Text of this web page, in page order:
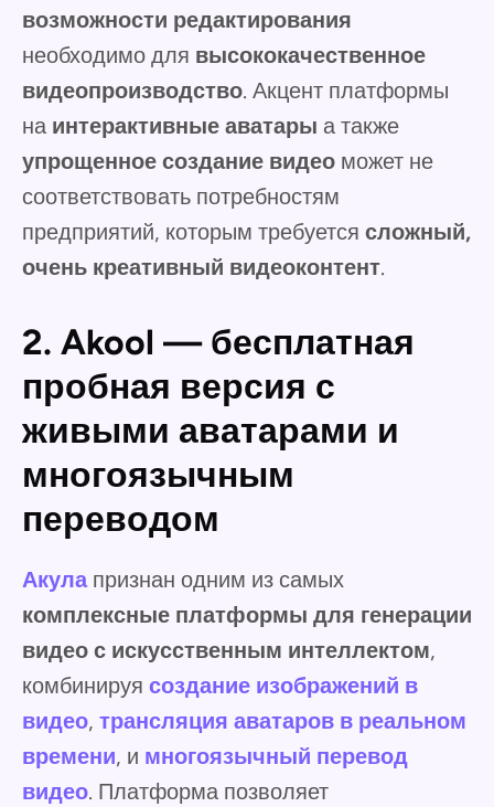
возможности редактирования
необходимо для высококачественное
видеопроизводство. Акцент платформы
на интерактивные аватары а также
упрощенное создание видео может не
соответствовать потребностям
предприятий, которым требуется сложный,
очень креативный видеоконтент.
2. Akool — бесплатная
пробная версия с
живыми аватарами и
многоязычным
переводом
Акула признан одним из самых
комплексные платформы для генерации
видео с искусственным интеллектом,
комбинируя создание изображений в
видео, трансляция аватаров в реальном
времени, и многоязычный перевод
видео. Платформа позволяет